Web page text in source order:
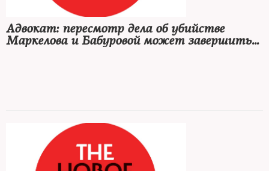
Адвокат: пересмотр дела об убийстве
Маркелова и Бабуровой может завершиться
свободы, считает адвокат Владимир Жеребенков,
представлявший семью Анастасии Бабуровой